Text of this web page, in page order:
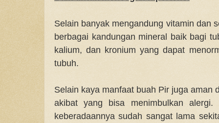
Selain banyak mengandung vitamin dan
berbagai kandungan mineral baik bagi
kalium, dan kronium yang dapat
tubuh.
Selain kaya manfaat buah Pir juga aman
akibat yang bisa menimbulkan
keberadaannya sudah sangat lama